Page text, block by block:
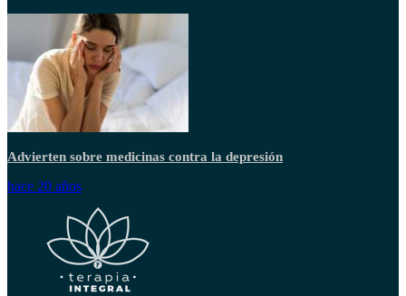
Advierten sobre medicinas contra la depresión
hace 20 años